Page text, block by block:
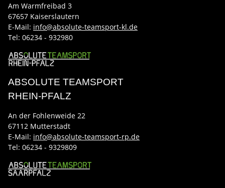
Am Warmfreibad 3
67657 Kaiserslautern
E-Mail: info@absolute-teamsport-kl.de
Tel: 06234 - 932980
ABSOLUTE TEAMSPORT
RHEIN-PFALZ
An der Fohlenweide 22
67112 Mutterstadt
E-Mail: info@absolute-teamsport-rp.de
Tel: 06234 - 9329809